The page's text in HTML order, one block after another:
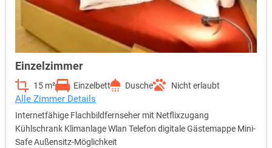
Einzelzimmer
15 m² Einzelbett Dusche Nicht erlaubt
Alle Zimmer Details
Internetfähige Flachbildfernseher mit Netflixzugang
Kühlschrank Klimanlage Wlan Telefon digitale Gästemappe Mini-
Safe Außensitz-Möglichkeit